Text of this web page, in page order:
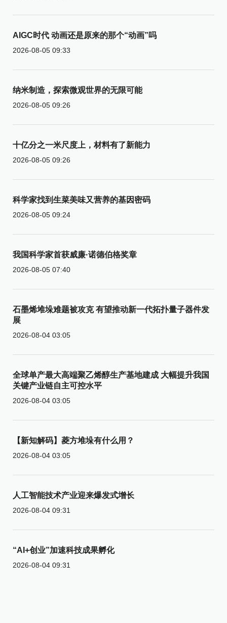
AIGC时代 动画还是原来的那个“动画”吗
2026-08-05 09:33
纳米制造，探索微观世界的无限可能
2026-08-05 09:26
十亿分之一米尺度上，材料有了新能力
2026-08-05 09:26
科学家找到生菜美味又营养的基因密码
2026-08-05 09:24
我国科学家首获威廉·诺德伯格奖章
2026-08-05 07:40
石墨烯堆垛难题被攻克 有望推动新一代拓扑量子器件发
展
2026-08-04 03:05
全球单产最大高端聚乙烯醇生产基地建成 大幅提升我国
关键产业链自主可控水平
2026-08-04 03:05
【新知解码】菱方堆垛有什么用？
2026-08-04 03:05
人工智能技术产业迎来爆发式增长
2026-08-04 09:31
“AI+创业”加速科技成果孵化
2026-08-04 09:31